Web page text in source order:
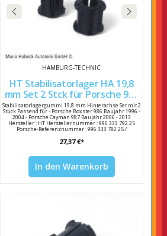
HAMBURG-TECHNIC
HT Stabilisatorlager HA 19,8
mm Set 2 Stck für Porsche 996
997 986 99633379225
Stabilisatorlagergummi 19,8 mm Hinterachse Set mit 2
Stück Passend für - Porsche Boxster 986 Baujahr 1996 -
2004 - Porsche Cayman 987 Baujahr 2006 - 2013
Hersteller : HT Herstellernummer : 996 333 792 25
Porsche-Referenznummer : 996 333 792 25 /
27,37 €*
In den Warenkorb